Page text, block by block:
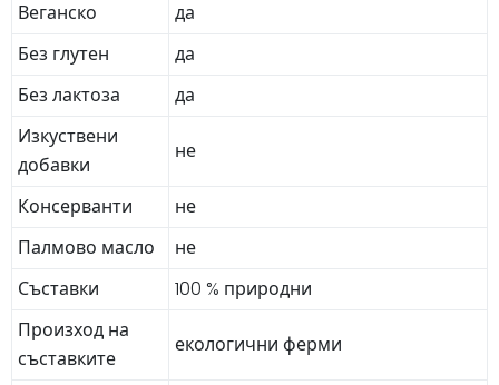
Веганско
да
Без глутен
да
Без лактоза
да
Изкуствени
добавки
не
Консерванти
не
Палмово масло
не
Съставки
100 % природни
Произход на
съставките
екологични ферми